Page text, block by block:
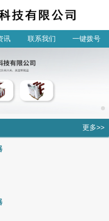
讯 联系我们 一键拨号
更多>>